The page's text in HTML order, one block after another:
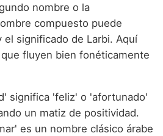
nombre o la
compuesto puede
el significado de Larbi. Aquí
fluyen bien fonéticamente
significa 'feliz' o 'afortunado'
un matiz de positividad.
es un nombre clásico árabe